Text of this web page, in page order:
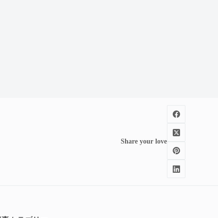
Share your love